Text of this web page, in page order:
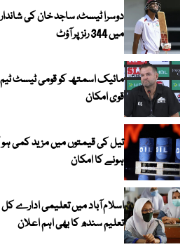
دوسرا ٹیسٹ، ساجد خان کی
میں 344 رنز پر آؤٹ
مائیک اسمتھ کو قومی ٹیسٹ ٹیم
قوی امکان
تیل کی قیمتوں میں مزید کمی ہو
ہونے کا امکان
اسلام آباد میں تعلیمی ادارے
تعلیم سندھ کا بھی اہم اعلان